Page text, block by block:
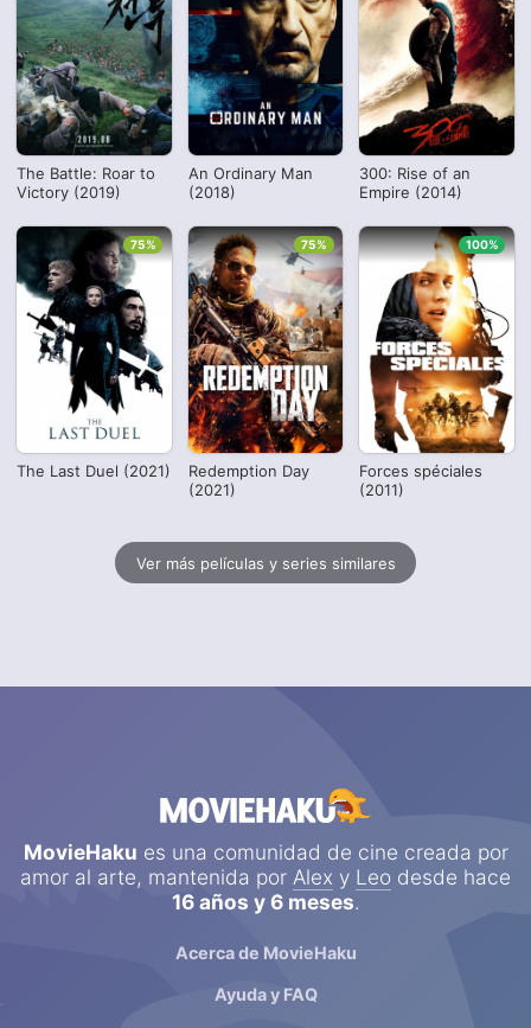
The Battle: Roar to
Victory (2019)
An Ordinary Man
(2018)
300: Rise of an
Empire (2014)
The Last Duel (2021)
75%
Redemption Day
(2021)
75%
Forces spéciales
(2011)
100%
Ver más películas y series similares
MovieHaku es una comunidad de cine creada por
amor al arte, mantenida por Alex y Leo desde hace
16 años y 6 meses.
Acerca de MovieHaku
Ayuda y FAQ